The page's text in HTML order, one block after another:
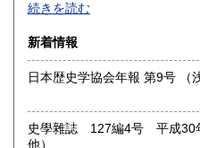
東京下町で七十四年、一冊一
い分野で日々更新中。ホーム
い。
続きを読む
新着情報
日
史學雜誌 127編4号 平成30年4月 （谷口良生/
他）